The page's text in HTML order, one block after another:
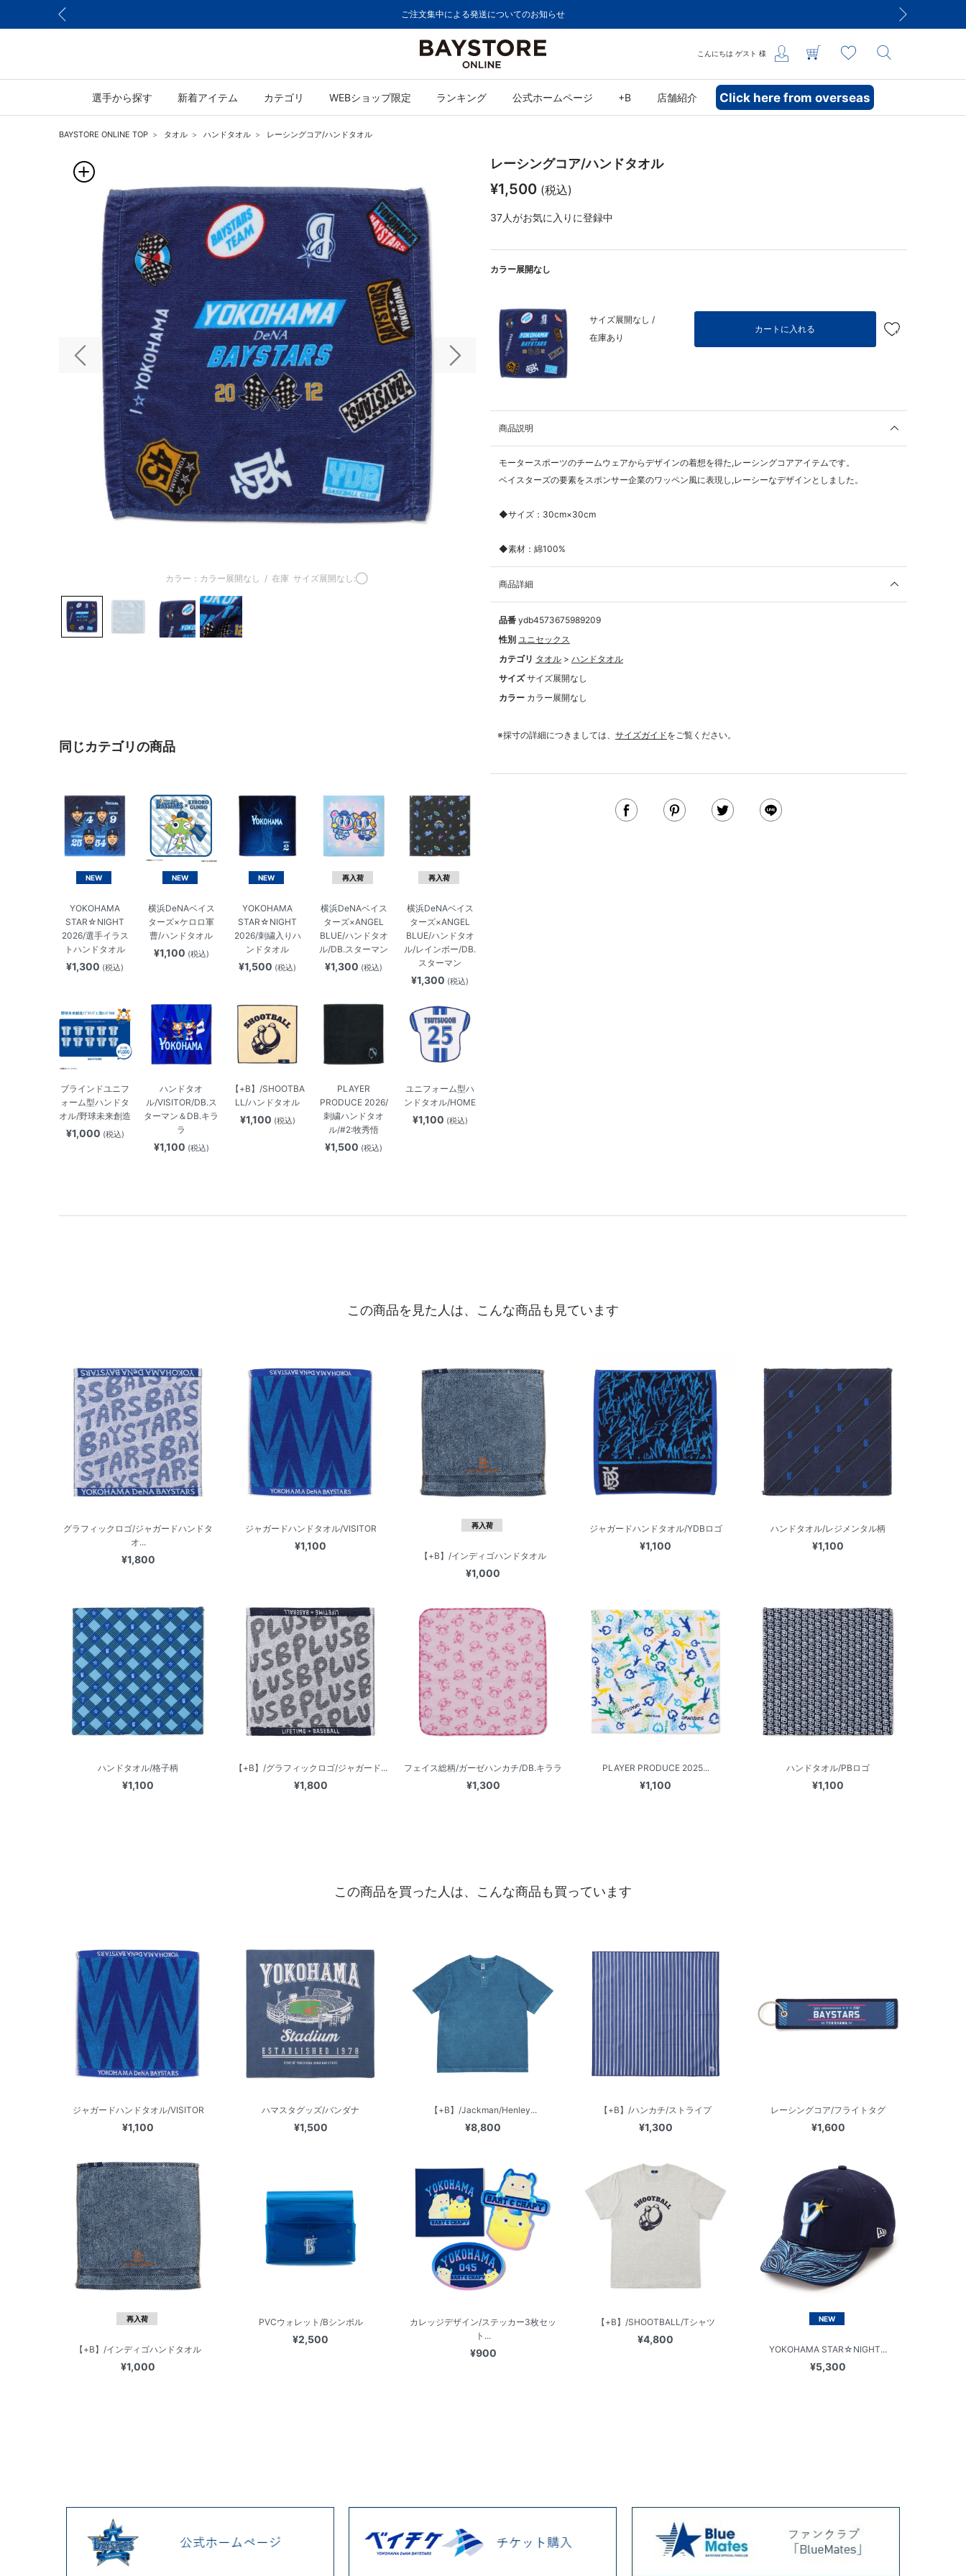
ご注文集中による発送についてのお知らせ
こんにちは ゲスト 様
選手から探す 新着アイテム カテゴリ WEBショップ限定 ランキング 公式ホームページ +B 店舗紹介 Click here from overseas
BAYSTORE ONLINE TOP タオル ハンドタオル レーシングコア/ハンドタオル
前の画像 次の画像
カラー：カラー展開なし / 在庫 サイズ展開なし:◯
同じカテゴリの商品
NEW
YOKOHAMA
STAR☆NIGHT
2026/選手イラス
トハンドタオル
¥1,300 (税込)
NEW
横浜DeNAベイス
ターズ×ケロロ軍
曹/ハンドタオル
¥1,100 (税込)
NEW
YOKOHAMA
STAR☆NIGHT
2026/刺繍入りハ
ンドタオル
¥1,500 (税込)
再入荷
横浜DeNAベイス
ターズ×ANGEL
BLUE/ハンドタオ
ル/DB.スターマン
¥1,300 (税込)
再入荷
横浜DeNAベイス
ターズ×ANGEL
BLUE/ハンドタオ
ル/レインボー/DB.
スターマン
¥1,300 (税込)
ブラインドユニフ
ォーム型ハンドタ
オル/野球未来創造
¥1,000 (税込)
ハンドタオ
ル/VISITOR/DB.ス
ターマン＆DB.キラ
ラ
¥1,100 (税込)
【+B】/SHOOTBA
LL/ハンドタオル
¥1,100 (税込)
PLAYER
PRODUCE 2026/
刺繍ハンドタオ
ル/#2:牧秀悟
¥1,500 (税込)
ユニフォーム型ハ
ンドタオル/HOME
¥1,100 (税込)
レーシングコア/ハンドタオル
¥1,500 (税込)
37人がお気に入りに登録中
カラー展開なし
サイズ展開なし /
在庫あり
カートに入れる
商品説明
モータースポーツのチームウェアからデザインの着想を得た,レーシングコアアイテムです。
ベイスターズの要素をスポンサー企業のワッペン風に表現し,レーシーなデザインとしました。
◆サイズ：30cm×30cm
◆素材：綿100%
商品詳細
品番 ydb4573675989209
性別 ユニセックス
カテゴリ タオル > ハンドタオル
サイズ サイズ展開なし
カラー カラー展開なし
※採寸の詳細につきましては、 サイズガイドをご覧ください。
この商品を見た人は、こんな商品も見ています
グラフィックロゴ/ジャガードハンドタ
オ...
¥1,800
ジャガードハンドタオル/VISITOR
¥1,100
再入荷
【+B】/インディゴハンドタオル
¥1,000
ジャガードハンドタオル/YDBロゴ
¥1,100
ハンドタオル/レジメンタル柄
¥1,100
ハンドタオル/格子柄
¥1,100
【+B】/グラフィックロゴ/ジャガード...
¥1,800
フェイス総柄/ガーゼハンカチ/DB.キララ
¥1,300
PLAYER PRODUCE 2025...
¥1,100
ハンドタオル/PBロゴ
¥1,100
この商品を買った人は、こんな商品も買っています
ジャガードハンドタオル/VISITOR
¥1,100
ハマスタグッズ/バンダナ
¥1,500
【+B】/Jackman/Henley...
¥8,800
【+B】/ハンカチ/ストライプ
¥1,300
レーシングコア/フライトタグ
¥1,600
再入荷
【+B】/インディゴハンドタオル
¥1,000
PVCウォレット/Bシンボル
¥2,500
カレッジデザイン/ステッカー3枚セッ
ト...
¥900
【+B】/SHOOTBALL/Tシャツ
¥4,800
NEW
YOKOHAMA STAR☆NIGHT...
¥5,300